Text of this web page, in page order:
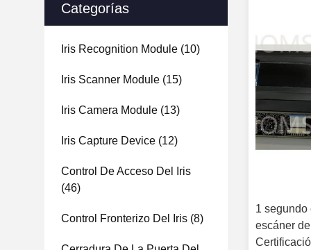
Categorías
Iris Recognition Module (10)
Iris Scanner Module (15)
Iris Camera Module (13)
Iris Capture Device (12)
Control De Acceso Del Iris
(46)
Control Fronterizo Del Iris (8)
1 segundo
escáner